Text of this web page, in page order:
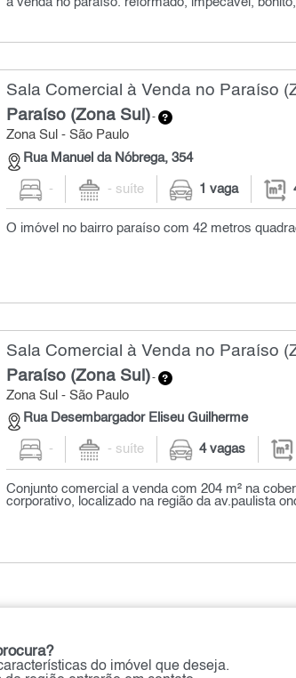
à venda no paraíso. reformado, impecável,
Sala Comercial à Venda no Paraíso
Paraíso (Zona Sul)-
Zona Sul - São Paulo
Rua Manuel da Nóbrega, 354
- - suíte 1 vaga
O imóvel no bairro paraíso com 42 metros
Sala Comercial à Venda no Paraíso
Paraíso (Zona Sul)-
Zona Sul - São Paulo
Rua Desembargador Eliseu Guilherme
- - suíte 4 vagas
Conjunto comercial a venda com 204 m² na
corporativo, localizado na região da av.paulista
do imóvel que deseja.